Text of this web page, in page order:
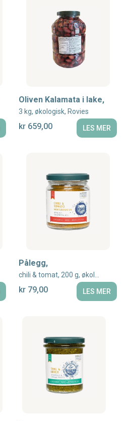
Oliven Kalamata i lake,
3 kg, økologisk, Rovies
kr 659,00 LES MER
Pålegg,
kr 79,00 LES MER